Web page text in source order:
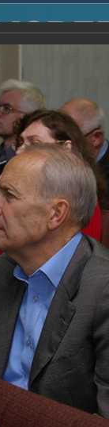
- Международная
Award
- 2008 г.
г.